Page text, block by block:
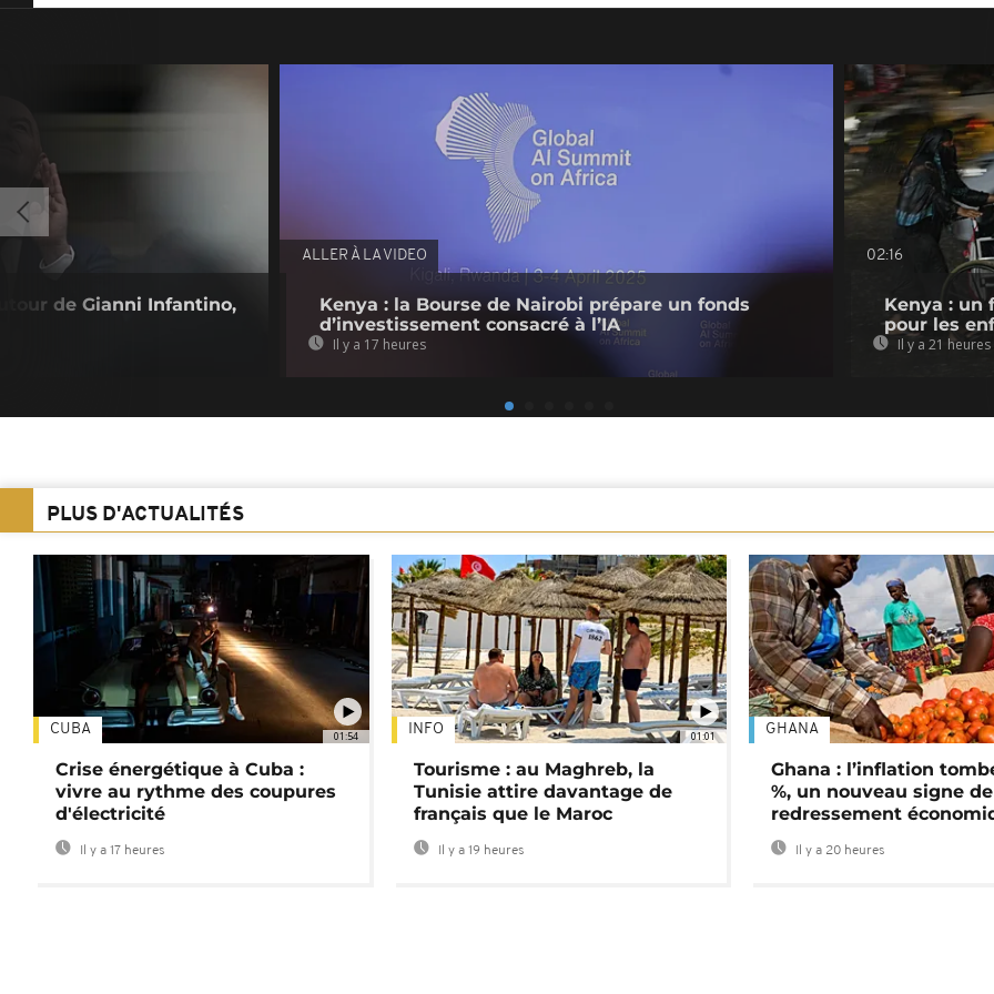
de Gianni Infantino,
ALLER À LA VIDEO
Kenya : la Bourse de Nairobi prépare un fonds
d’investissement consacré à l’IA
Il y a 17 heures
02:16
Kenya : un
pour les
Il y a 21 heures
PLUS D'ACTUALITÉS
01:54
CUBA
Crise énergétique à Cuba :
vivre au rythme des coupures
d'électricité
Il y a 17 heures
01:01
INFO
Tourisme : au Maghreb, la
Tunisie attire davantage de
français que le Maroc
Il y a 19 heures
GHANA
Ghana : l’inflation
%, un nouveau signe de
redressement
Il y a 20 heures